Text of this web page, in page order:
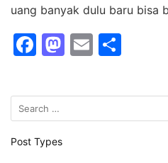
uang banyak dulu baru bisa
F
c
e
b
M
st
E
ai ar
Search
for:
Post Types